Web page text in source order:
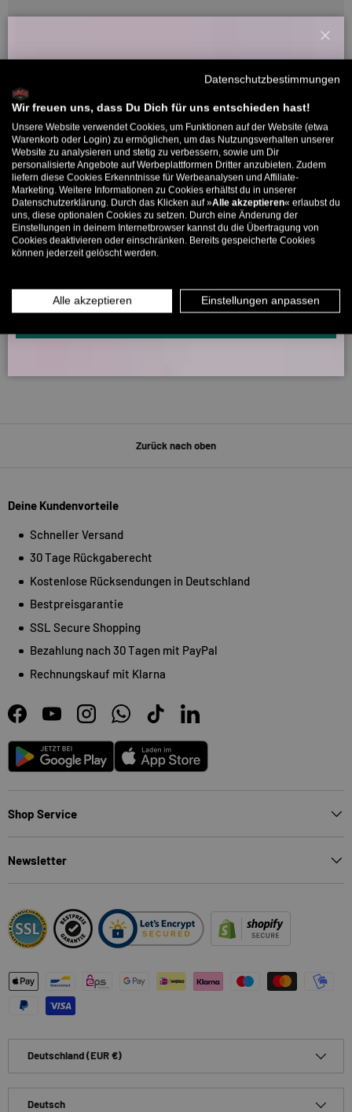
Kundenbewertungen
Sei der Erste, der eine Bewertung schreibt
5317 Bewertungen
5317 266
Willkommensbonus
Willkommens-Rabattcode direkt per Mail zugeschickt.
Bis zu 11% Rabatt auf deine erste Bestellung. Aufgepasst: Du
kannst nur 1x wählen! 🤫
5% ab €80 9% ab €100 11% ab €150 🔥
E-Mail
MÄNNER
INFOS ÜBER WHATSAPP? KEIN PROBLEM!
KLICK HIER UND SCHICKE UNS DIE VORGESCHRIEBENE NACHRICHT,
Zurück nach oben
Deine Kundenvorteile
Schneller Versand
30 Tage Rückgaberecht
Kostenlose Rücksendungen in Deutschland
Bestpreisgarantie
SSL Secure Shopping
Bezahlung nach 30 Tagen mit PayPal
Rechnungskauf mit Klarna
FacebookYouTubeInstagramWhatsAppTikTokLinkedIn
Android App Store
Shop Service
Newsletter
Zahlungsmethoden
Deutschland (EUR €)
Deutsch
Datenschutzbestimmungen
Wir freuen uns, dass Du Dich für uns entschieden hast!
Unsere Website verwendet Cookies, um Funktionen auf der Website (etwa
Warenkorb oder Login) zu ermöglichen, um das Nutzungsverhalten unserer
Website zu analysieren und stetig zu verbessern, sowie um Dir
personalisierte Angebote auf Werbeplattformen Dritter anzubieten. Zudem
liefern diese Cookies Erkenntnisse für Werbeanalysen und Affiliate-
Marketing. Weitere Informationen zu Cookies erhältst du in unserer
Datenschutzerklärung. Durch das Klicken auf »Alle akzeptieren« erlaubst du
uns, diese optionalen Cookies zu setzen. Durch eine Änderung der
Einstellungen in deinem Internetbrowser kannst du die Übertragung von
Cookies deaktivieren oder einschränken. Bereits gespeicherte Cookies
können jederzeit gelöscht werden.
Alle akzeptieren Einstellungen anpassen